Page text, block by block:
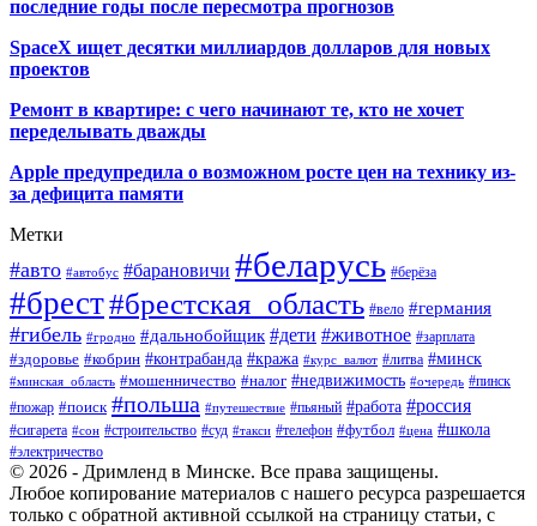
последние годы после пересмотра прогнозов
SpaceX ищет десятки миллиардов долларов для новых
проектов
Ремонт в квартире: с чего начинают те, кто не хочет
переделывать дважды
Apple предупредила о возможном росте цен на технику из-
за дефицита памяти
Метки
#авто #автобус #барановичи #беларусь #берёза
#брест#брестская_область #вело #германия
#гибель #гродно #дальнобойщик #дети #животное #зарплата
#здоровье #кобрин #контрабанда #кража #курс_валют #литва #минск
#минская_область #мошенничество #налог #недвижимость #очередь #пинск
#пожар #поиск #польша #путешествие #пьяный #работа #россия
#сигарета #сон #строительство #суд #такси #телефон #футбол #цена #школа
#электричество
© 2026 - Дримленд в Минске. Все права защищены.
Любое копирование материалов с нашего ресурса разрешается
только с обратной активной ссылкой на страницу статьи, с